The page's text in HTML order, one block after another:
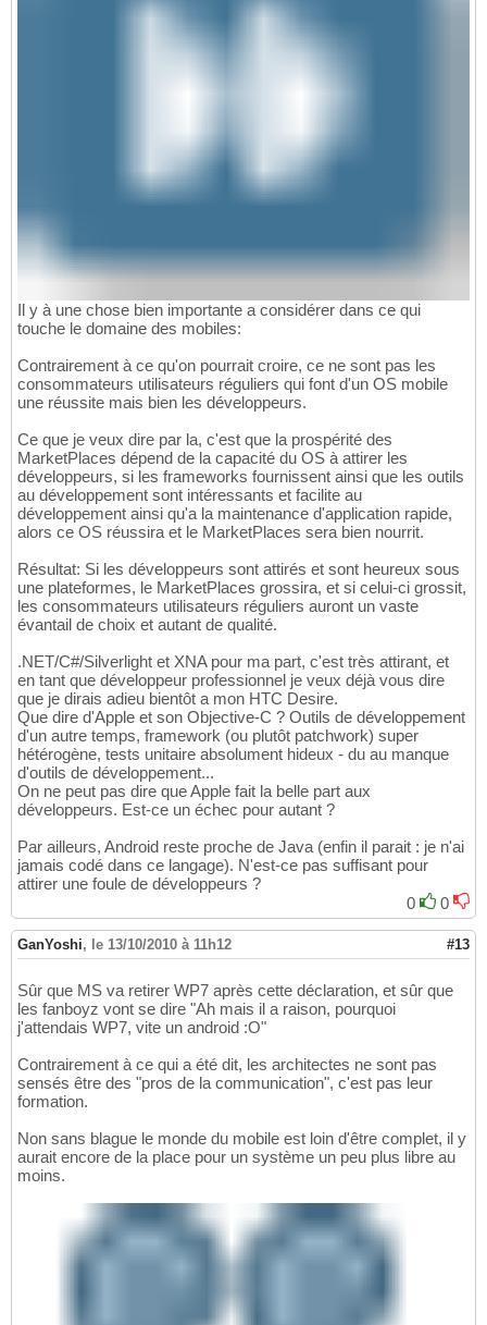
Il y à une chose bien importante a considérer dans ce qui
touche le domaine des mobiles:
Contrairement à ce qu'on pourrait croire, ce ne sont pas les
consommateurs utilisateurs réguliers qui font d'un OS mobile
une réussite mais bien les développeurs.
Ce que je veux dire par la, c'est que la prospérité des
MarketPlaces dépend de la capacité du OS à attirer les
développeurs, si les frameworks fournissent ainsi que les outils
au développement sont intéressants et facilite au
développement ainsi qu'a la maintenance d'application rapide,
alors ce OS réussira et le MarketPlaces sera bien nourrit.
Résultat: Si les développeurs sont attirés et sont heureux sous
une plateformes, le MarketPlaces grossira, et si celui-ci grossit,
les consommateurs utilisateurs réguliers auront un vaste
évantail de choix et autant de qualité.
.NET/C#/Silverlight et XNA pour ma part, c'est très attirant, et
en tant que développeur professionnel je veux déjà vous dire
que je dirais adieu bientôt a mon HTC Desire.
Que dire d'Apple et son Objective-C ? Outils de développement
d'un autre temps, framework (ou plutôt patchwork) super
hétérogène, tests unitaire absolument hideux - du au manque
d'outils de développement...
On ne peut pas dire que Apple fait la belle part aux
développeurs. Est-ce un échec pour autant ?
Par ailleurs, Android reste proche de Java (enfin il parait : je n'ai
jamais codé dans ce langage). N'est-ce pas suffisant pour
attirer une foule de développeurs ?
0
0
GanYoshi, le 13/10/2010 à 11h12 #13
Sûr que MS va retirer WP7 après cette déclaration, et sûr que
les fanboyz vont se dire "Ah mais il a raison, pourquoi
j'attendais WP7, vite un android :O"
Contrairement à ce qui a été dit, les architectes ne sont pas
sensés être des "pros de la communication", c'est pas leur
formation.
Non sans blague le monde du mobile est loin d'être complet, il y
aurait encore de la place pour un système un peu plus libre au
moins.